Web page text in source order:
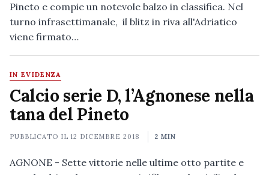
Pineto e compie un notevole balzo in classifica. Nel
turno infrasettimanale, il blitz in riva all'Adriatico
viene firmato…
IN EVIDENZA
Calcio serie D, l’Agnonese nella
tana del Pineto
PUBBLICATO IL12 DICEMBRE 2018 2 MIN
AGNONE - Sette vittorie nelle ultime otto partite e